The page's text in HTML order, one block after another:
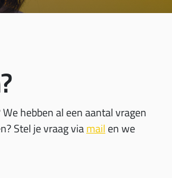
Home
We hebben al een aantal vragen
Stel je vraag viamail en we